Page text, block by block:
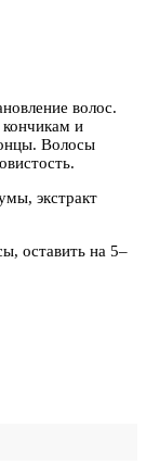
волос.
и
Волосы
экстракт
оставить на 5–